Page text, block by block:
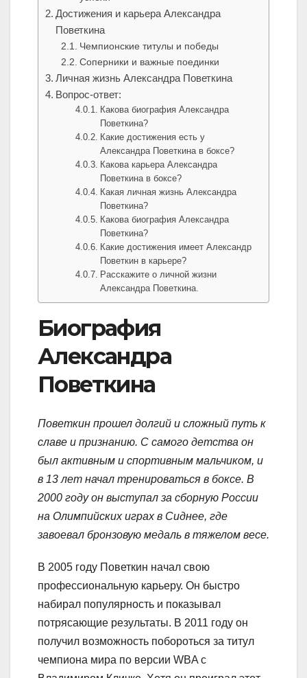
Достижения и карьера Александра
Поветкина
Чемпионские титулы и победы
Соперники и важные поединки
Личная жизнь Александра Поветкина
Вопрос-ответ:
Какова биография Александра
Поветкина?
Какие достижения есть у
Александра Поветкина в боксе?
Какова карьера Александра
Поветкина в боксе?
Какая личная жизнь Александра
Поветкина?
Какова биография Александра
Поветкина?
Какие достижения имеет Александр
Поветкин в карьере?
Расскажите о личной жизни
Александра Поветкина.
Биография
Александра
Поветкина
Поветкин прошел долгий и сложный путь к
славе и признанию. С самого детства он
был активным и спортивным мальчиком, и
в 13 лет начал тренироваться в боксе. В
2000 году он выступал за сборную России
на Олимпийских играх в Сиднее, где
завоевал бронзовую медаль в тяжелом весе.
В 2005 году Поветкин начал свою
профессиональную карьеру. Он быстро
набирал популярность и показывал
потрясающие результаты. В 2011 году он
получил возможность побороться за титул
чемпиона мира по версии WBA с